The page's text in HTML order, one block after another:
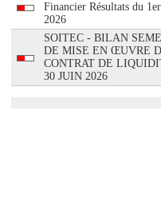
Financier Résultats du
2026
SOITEC - BILAN
DE MISE EN ŒUVRE
CONTRAT DE
30 JUIN 2026